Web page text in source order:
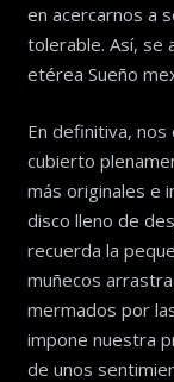
en acercarnos a
tolerable. Así, se
etérea Sueño
En definitiva,
cubierto
más originales e
disco lleno de
recuerda la
muñecos
mermados por
impone nuestra
de unos